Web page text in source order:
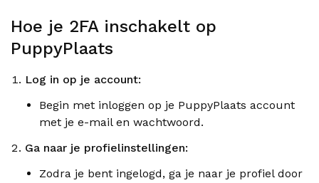
Hoe je 2FA inschakelt op
PuppyPlaats
Log in op je account:
Begin met inloggen op je PuppyPlaats account
met je e-mail en wachtwoord.
Ga naar je profielinstellingen:
Zodra je bent ingelogd, ga je naar je profiel door